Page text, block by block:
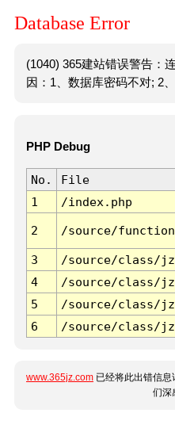
Database Error
(1040) 365建站错误警告：
因：1、数据库密码不对; 2
PHP Debug
No. File
1
/index.php
2 /source/
3 /source/class/
4
/source/class/
5
/source/class/
6
/source/class/
www.365jz.com 已经将此出错信
们深